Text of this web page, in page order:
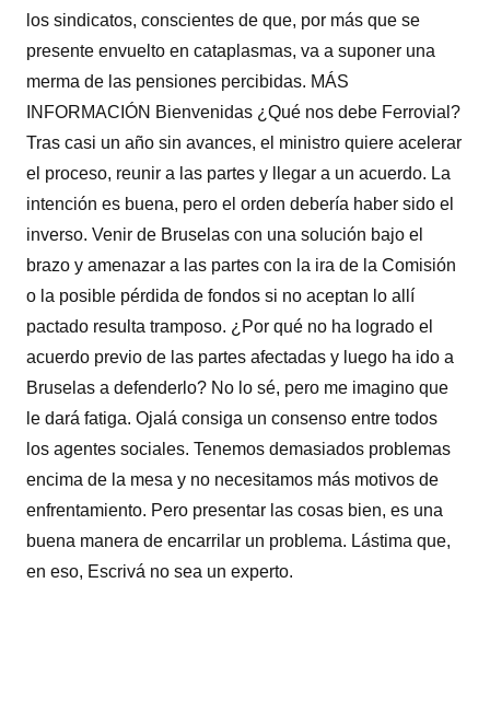
los sindicatos, conscientes de que, por más que se
presente envuelto en cataplasmas, va a suponer una
merma de las pensiones percibidas. MÁS
INFORMACIÓN Bienvenidas ¿Qué nos debe Ferrovial?
Tras casi un año sin avances, el ministro quiere acelerar
el proceso, reunir a las partes y llegar a un acuerdo. La
intención es buena, pero el orden debería haber sido el
inverso. Venir de Bruselas con una solución bajo el
brazo y amenazar a las partes con la ira de la Comisión
o la posible pérdida de fondos si no aceptan lo allí
pactado resulta tramposo. ¿Por qué no ha logrado el
acuerdo previo de las partes afectadas y luego ha ido a
Bruselas a defenderlo? No lo sé, pero me imagino que
le dará fatiga. Ojalá consiga un consenso entre todos
los agentes sociales. Tenemos demasiados problemas
encima de la mesa y no necesitamos más motivos de
enfrentamiento. Pero presentar las cosas bien, es una
buena manera de encarrilar un problema. Lástima que,
en eso, Escrivá no sea un experto.